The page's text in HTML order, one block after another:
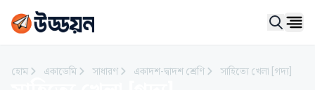
হোম একাডেমি সাধারণ একাদশ-দ্বাদশ শ্রেণি সাহিত্যে খেলা [গদ্য]